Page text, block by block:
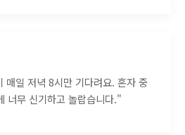
매일 저녁 8시만 기다려요. 혼자 중
너무 신기하고 놀랍습니다."